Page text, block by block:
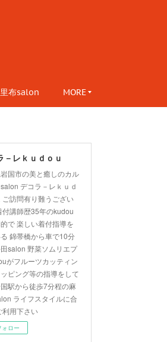
布salon MORE
－レｋｕｄｏｕ
国市の美と癒しのカル
デコラ－レｋｕｄ
ご訪問有り難うござい
付講師歴35年のkudou
で 楽しい着付指導を
錦帯橋から車で10分
salon 野菜ソムリエプ
がフルーツカッティン
ピング等の指導をして
駅から徒歩7分程の麻
ライフスタイルに合
利用下さい
ォロー